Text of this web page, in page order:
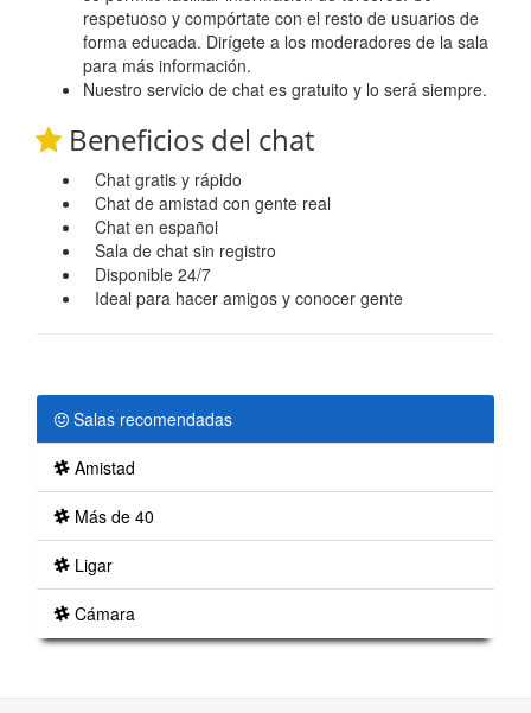
respetuoso y compórtate con el resto de usuarios de
forma educada. Dirígete a los moderadores de la sala
para más información.
Nuestro servicio de chat es gratuito y lo será siempre.
Beneficios del chat
Chat gratis y rápido
Chat de amistad con gente real
Chat en español
Sala de chat sin registro
Disponible 24/7
Ideal para hacer amigos y conocer gente
Salas recomendadas
Amistad
Más de 40
Ligar
Cámara